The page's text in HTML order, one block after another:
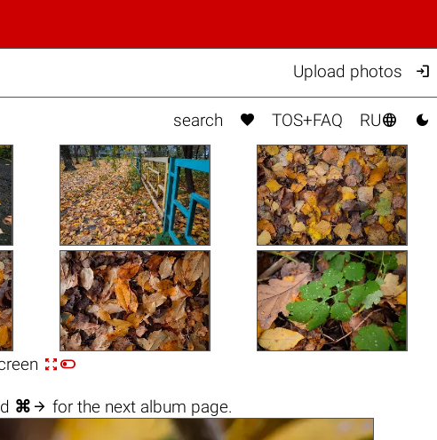
Upload photos 
search  TOS+FAQ RU 

⌘  for the next album page.